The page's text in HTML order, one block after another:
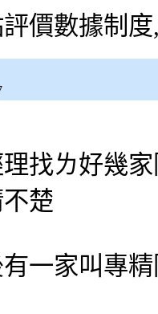
價數據制
找ㄌ好幾家
楚
一家叫專精